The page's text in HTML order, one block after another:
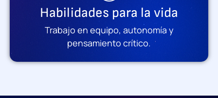
Habilidades para la vida
Trabajo en equipo, autonomía y
pensamiento crítico.